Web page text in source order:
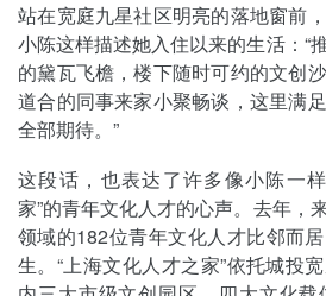
站在宽庭九星社区明亮的落地窗前
小陈这样描述她入住以来的生活：“
的黛瓦飞檐，楼下随时可约的文创
道合的同事来家小聚畅谈，这里满
全部期待。”
这段话，也表达了许多像小陈一
家”的青年文化人才的心声。去年，
领域的182位青年文化人才比邻而
生。“上海文化人才之家”依托城投